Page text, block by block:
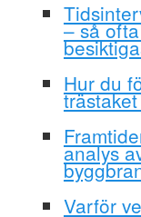
– så
Hur du
analys
Varför